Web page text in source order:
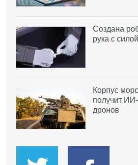
Создана
рука с
Корпус
получит
дронов